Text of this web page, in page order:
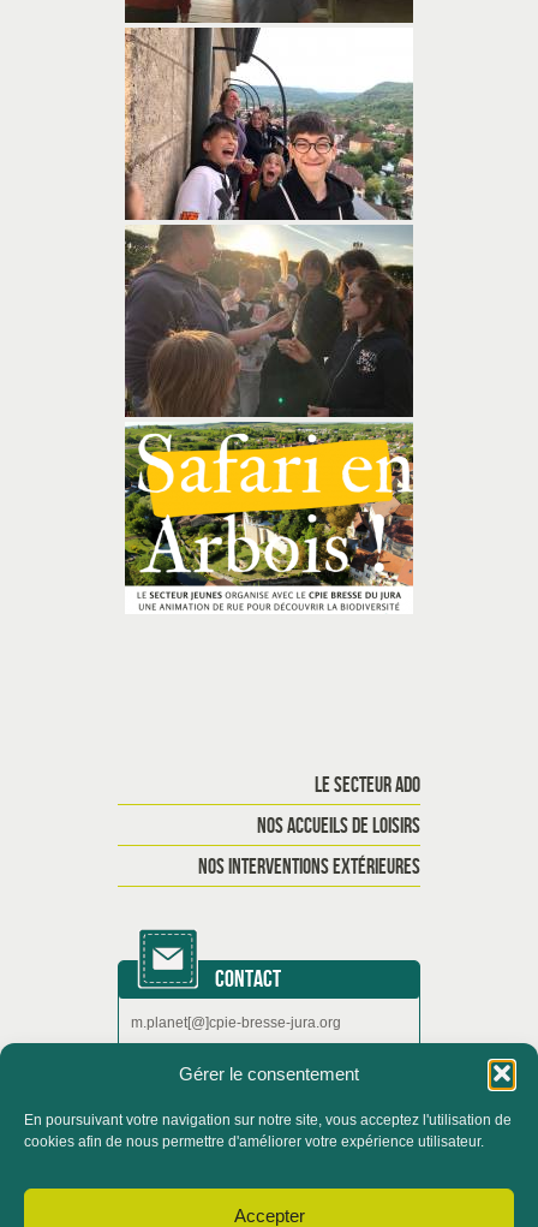
Gérer le consentement
En poursuivant votre navigation sur notre site, vous acceptez l'utilisation de
cookies afin de nous permettre d'améliorer votre expérience utilisateur.
Accepter
LE SECTEUR ADO
NOS ACCUEILS DE LOISIRS
NOS INTERVENTIONS EXTÉRIEURES
CONTACT
m.planet[@]cpie-bresse-jura.org
ACCUEIL
QUI SOMMES-NOUS ?